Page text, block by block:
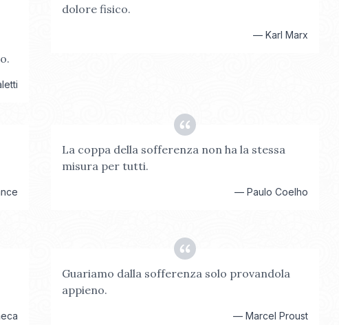
dolore fisico.
— Karl Marx
La coppa della sofferenza non ha la stessa
misura per tutti.
— Paulo Coelho
Guariamo dalla sofferenza solo provandola
appieno.
— Marcel Proust